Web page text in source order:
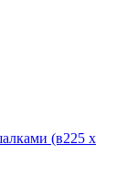
(в225 х